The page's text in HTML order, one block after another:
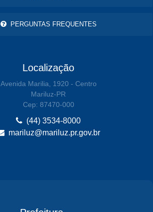
PERGUNTAS FREQUENTES
Localização
Avenida Marilia, 1920 - Centro
Mariluz-PR
Cep: 87470-000
(44) 3534-8000
mariluz@mariluz.pr.gov.br